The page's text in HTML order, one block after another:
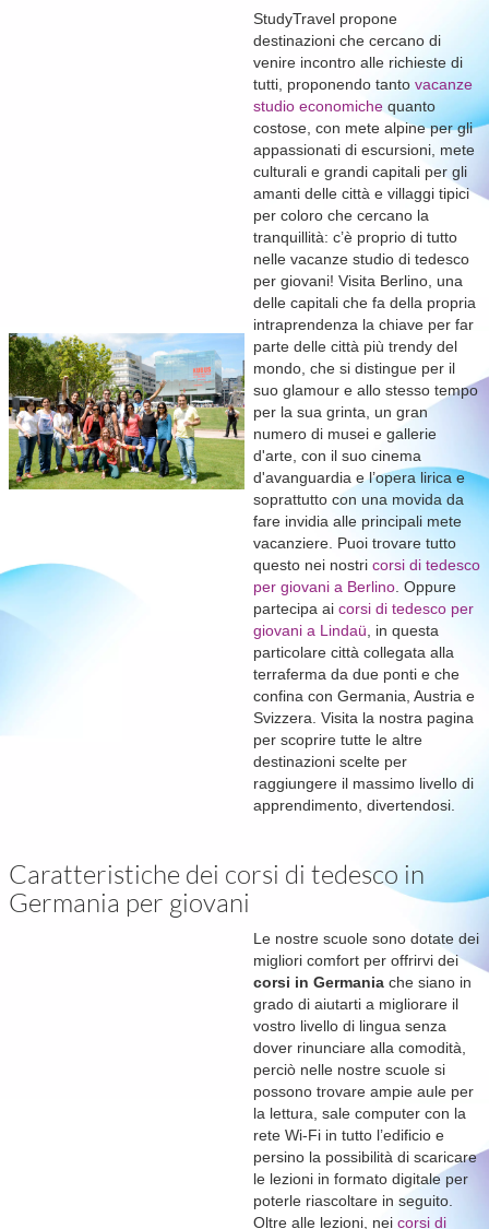
StudyTravel propone
destinazioni che cercano di
venire incontro alle richieste di
tutti, proponendo tanto vacanze
studio economiche quanto
costose, con mete alpine per gli
appassionati di escursioni, mete
culturali e grandi capitali per gli
amanti delle città e villaggi tipici
per coloro che cercano la
tranquillità: c’è proprio di tutto
nelle vacanze studio di tedesco
per giovani! Visita Berlino, una
delle capitali che fa della propria
intraprendenza la chiave per far
parte delle città più trendy del
mondo, che si distingue per il
suo glamour e allo stesso tempo
per la sua grinta, un gran
numero di musei e gallerie
d'arte, con il suo cinema
d'avanguardia e l’opera lirica e
soprattutto con una movida da
fare invidia alle principali mete
vacanziere. Puoi trovare tutto
questo nei nostri corsi di tedesco
per giovani a Berlino . Oppure
partecipa ai corsi di tedesco per
giovani a Lindaü , in questa
particolare città collegata alla
terraferma da due ponti e che
confina con Germania, Austria e
Svizzera. Visita la nostra pagina
per scoprire tutte le altre
destinazioni scelte per
raggiungere il massimo livello di
apprendimento, divertendosi.
Caratteristiche dei corsi di tedesco in
Germania per giovani
Le nostre scuole sono dotate dei
migliori comfort per offrirvi dei
corsi in Germania che siano in
grado di aiutarti a migliorare il
vostro livello di lingua senza
dover rinunciare alla comodità,
perciò nelle nostre scuole si
possono trovare ampie aule per
la lettura, sale computer con la
rete Wi-Fi in tutto l’edificio e
persino la possibilità di scaricare
le lezioni in formato digitale per
poterle riascoltare in seguito.
Oltre alle lezioni, nei corsi di